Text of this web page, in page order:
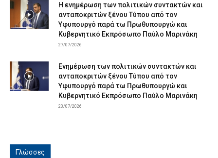
Η ενημέρωση των πολιτικών συντακτών και
ανταποκριτών ξένου Τύπου από τον
Υφυπουργό παρά τω Πρωθυπουργώ και
Κυβερνητικό Εκπρόσωπο Παύλο Μαρινάκη
27/07/2026
Ενημέρωση των πολιτικών συντακτών και
ανταποκριτών ξένου Τύπου από τον
Υφυπουργό παρά τω Πρωθυπουργώ και
Κυβερνητικό Εκπρόσωπο Παύλο Μαρινάκη
23/07/2026
Γλώσσες